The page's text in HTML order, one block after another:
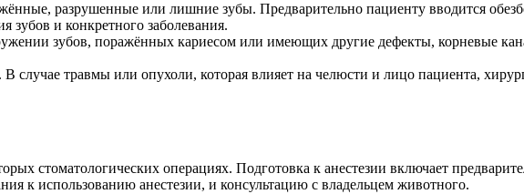
разрушенные или лишние зубы. Предварительно пациенту вводится
зубов и конкретного заболевания.
зубов, поражённых кариесом или имеющих другие дефекты, корневые
случае травмы или опухоли, которая влияет на челюсти и лицо пациента,
стоматологических операциях. Подготовка к анестезии включает
к использованию анестезии, и консультацию с владельцем животного.